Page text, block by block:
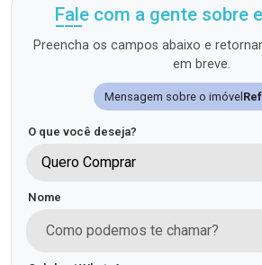
Fale com a gente sobre
Preencha os campos abaixo e
em breve.
Mensagem sobre o imóvel
O que você deseja?
Quero Comprar
Nome